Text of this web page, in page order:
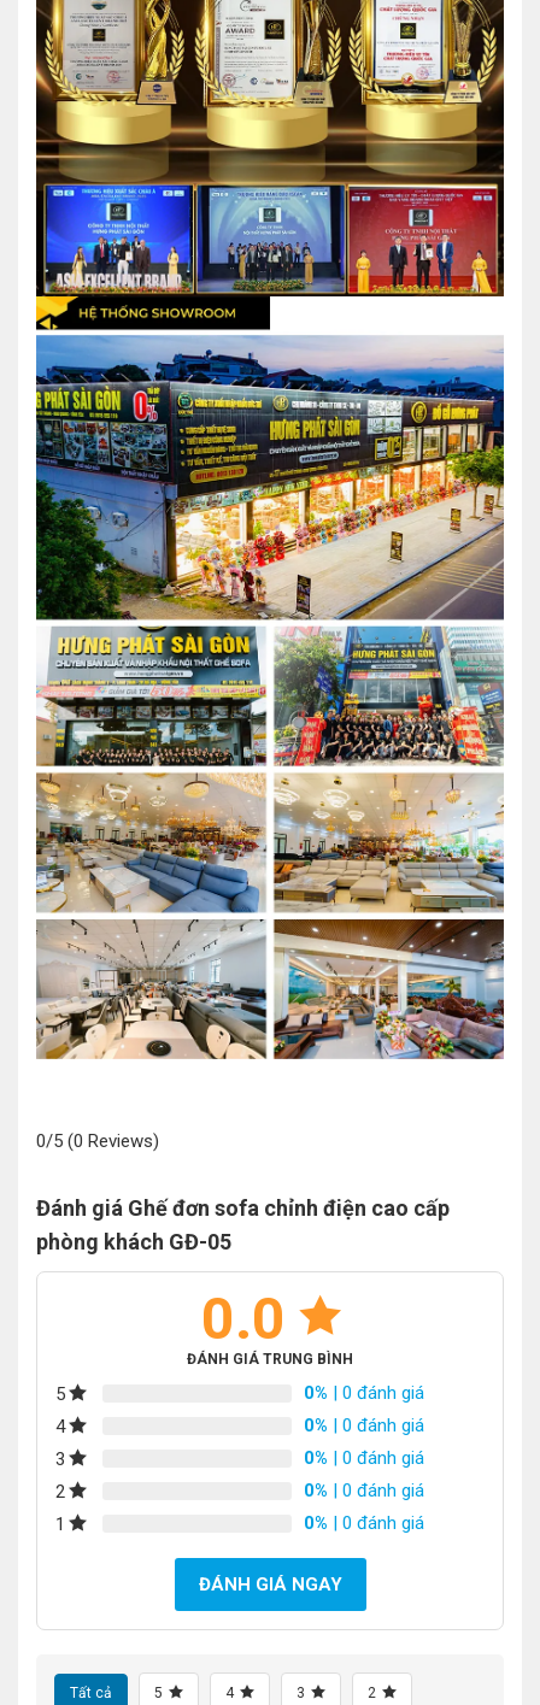
0/5 (0 Reviews)
Đánh giá Ghế đơn sofa chỉnh điện cao cấp
phòng khách GĐ-05
0.0
ĐÁNH GIÁ TRUNG BÌNH
5 0% | 0 đánh giá
4
0% | 0 đánh giá
3
0% | 0 đánh giá
2
0% | 0 đánh giá
1
0% | 0 đánh giá
ĐÁNH GIÁ NGAY
Tất cả 5 4 3 2